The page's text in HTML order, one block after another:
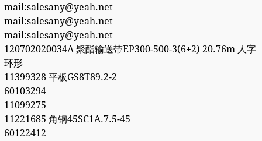
mail:salesany@yeah.net
mail:salesany@yeah.net
mail:salesany@yeah.net
120702020034A 聚酯输送带EP300-500-3(6+2) 20.76m 人字
环形
11399328 平板GS8T89.2-2
60103294
11099275
11221685 角钢45SC1A.7.5-45
60122412